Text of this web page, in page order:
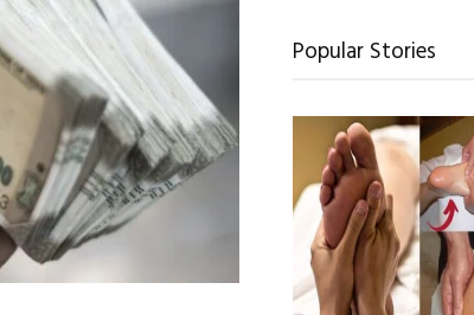
Popular Stories